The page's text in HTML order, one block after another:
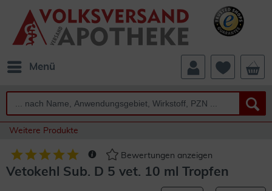
Menü
Weitere Produkte
Bewertungen anzeigen
Vetokehl Sub. D 5 vet. 10 ml Tropfen